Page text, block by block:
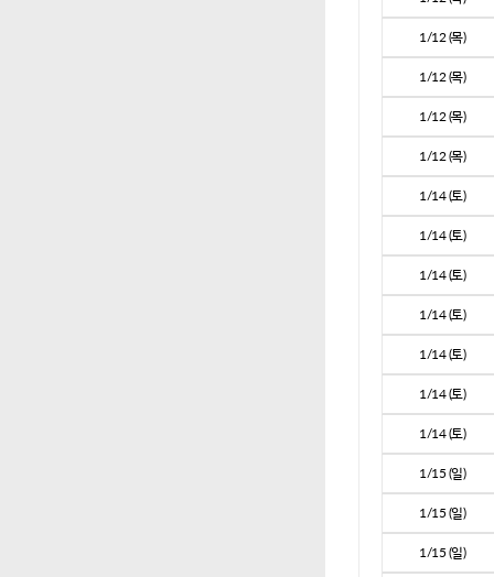
1/12 (목)
1/12 (목)
1/12 (목)
1/12 (목)
1/14 (토)
1/14 (토)
1/14 (토)
1/14 (토)
1/14 (토)
1/14 (토)
1/14 (토)
1/15 (일)
1/15 (일)
1/15 (일)